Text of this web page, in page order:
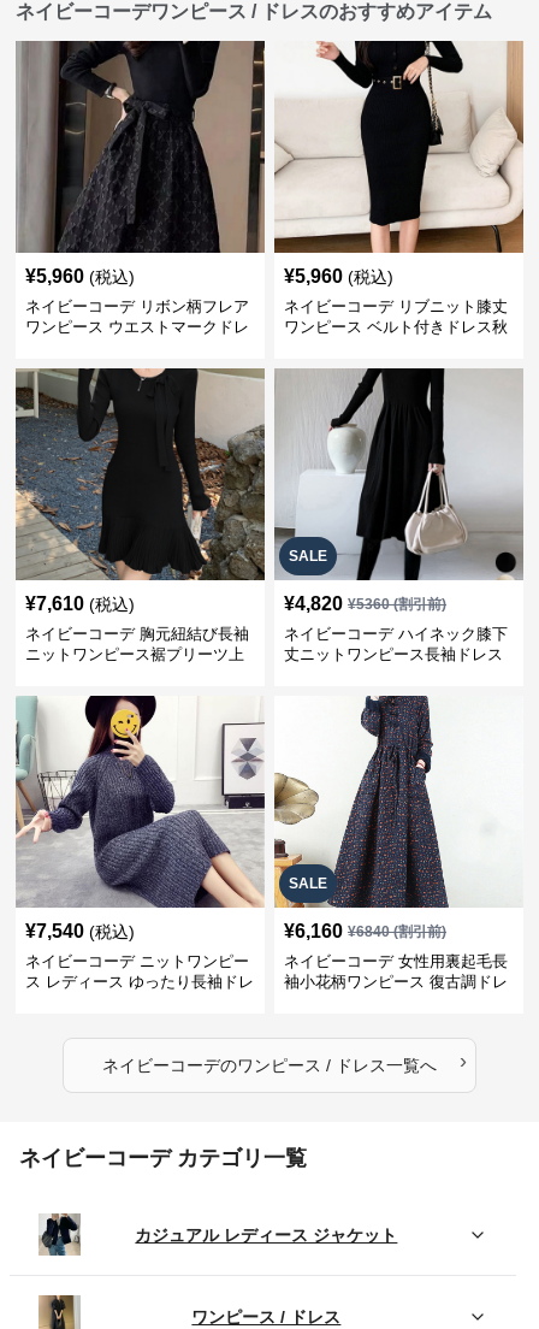
ネイビーコーデワンピース / ドレスのおすすめアイテム
¥5,960 (税込)
ネイビーコーデ リボン柄フレア
ワンピース ウエストマークドレ
¥5,960 (税込)
ネイビーコーデ リブニット膝丈
ワンピース ベルト付きドレス秋
¥7,610 (税込)
ネイビーコーデ 胸元紐結び長袖
ニットワンピース裾プリーツ上
SALE
¥4,820 ¥5360(割引前)
ネイビーコーデ ハイネック膝下
丈ニットワンピース長袖ドレス
¥7,540 (税込)
ネイビーコーデ ニットワンピー
ス レディース ゆったり長袖ドレ
SALE
¥6,160 ¥6840(割引前)
ネイビーコーデ 女性用裏起毛長
袖小花柄ワンピース 復古調ドレ
ネイビーコーデのワンピース / ドレス一覧へ ›
ネイビーコーデ カテゴリ一覧
カジュアル レディース ジャケット
ワンピース / ドレス